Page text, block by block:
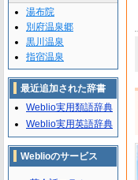
湯布院
別府温泉郷
黒川温泉
指宿温泉
最近追加された辞書
Weblio実用類語辞典
Weblio実用英語辞典
Weblioのサービス